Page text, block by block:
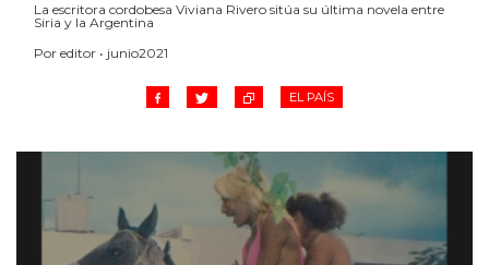
La escritora cordobesa Viviana Rivero sitúa su última novela entre
Siria y la Argentina
Por editor • junio2021
EL PAÍS